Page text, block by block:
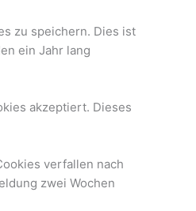
zu speichern. Dies ist
ein Jahr lang
akzeptiert. Dieses
verfallen nach
zwei Wochen